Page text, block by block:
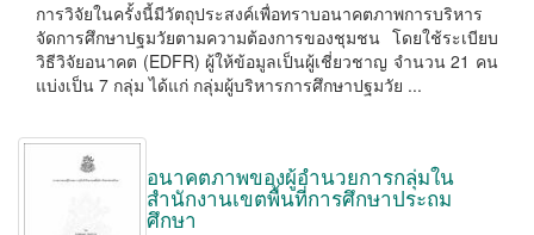
การวิจัยในครั้งนี้มีวัตถุประสงค์เพื่อทราบอนาคตภาพการบริหาร
จัดการศึกษาปฐมวัยตามความต้องการของชุมชน โดยใช้ระเบียบ
วิธีวิจัยอนาคต (EDFR) ผู้ให้ข้อมูลเป็นผู้เชี่ยวชาญ จำนวน 21 คน
แบ่งเป็น 7 กลุ่ม ได้แก่ กลุ่มผู้บริหารการศึกษาปฐมวัย ...
อนาคตภาพของผู้อำนวยการกลุ่มใน
สำนักงานเขตพื้นที่การศึกษาประถม
ศึกษา